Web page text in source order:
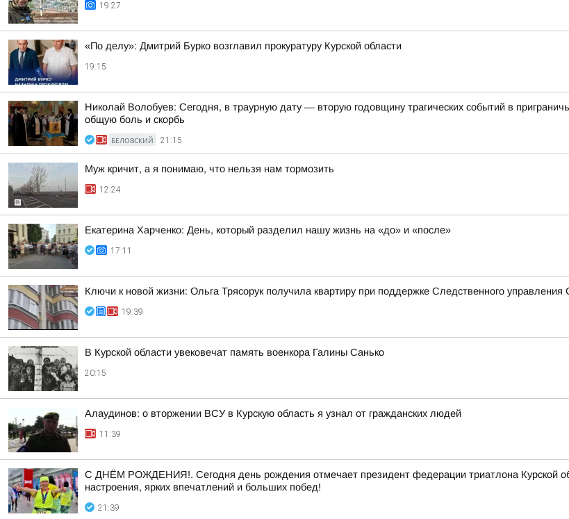
19:27
«По делу»: Дмитрий Бурко возглавил прокуратуру Курской области
19:15
Николай Волобуев: Сегодня, в траурную дату — вторую годовщину трагических событий в
общую боль и скорбь
БЕЛОВСКИЙ 21:15
Муж кричит, а я понимаю, что нельзя нам тормозить
12:24
Екатерина Харченко: День, который разделил нашу жизнь на «до» и «после»
17:11
Ключи к новой жизни: Ольга Трясорук получила квартиру при поддержке Следственного управления
19:39
В Курской области увековечат память военкора Галины Санько
20:15
Алаудинов: о вторжении ВСУ в Курскую область я узнал от гражданских людей
11:39
С ДНЁМ РОЖДЕНИЯ!. Сегодня день рождения отмечает президент федерации триатлона Курской
настроения, ярких впечатлений и больших побед!
21:39